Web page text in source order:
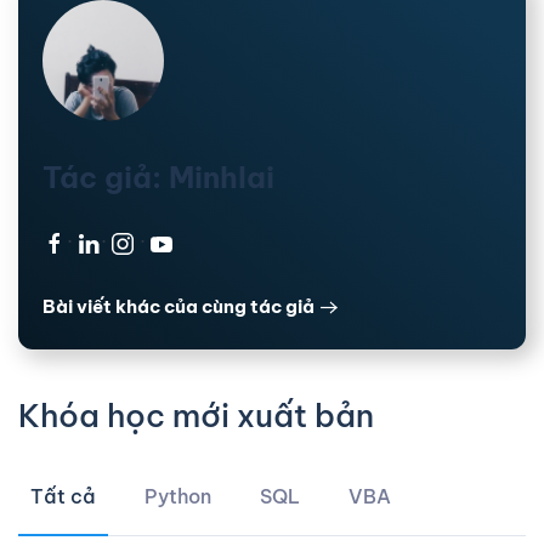
Tác giả: Minhlai
· · ·
Bài viết khác của cùng tác giả
Khóa học mới xuất bản
Tất cả Python SQL VBA